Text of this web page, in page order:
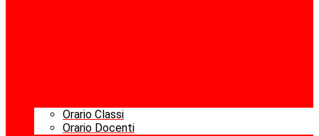
Orario Classi
Orario Docenti